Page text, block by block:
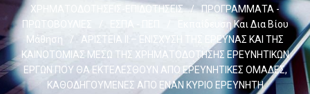
ΧΡΗΜΑΤΟΔΟΤΗΣΕΙΣ-ΕΠΙΔΟΤΗΣΕΙΣ
/
ΠΡΟΓΡΑΜΜΑΤΑ -
ΠΡΩΤΟΒΟΥΛΙΕΣ
ΕΣΠΑ - ΠΕΠ
Εκπαίδευση Και Δια Βίου
Μάθηση
/
ΑΡΙΣΤΕΙΑ ΙΙ – ΕΝΙΣΧΥΣΗ ΤΗΣ ΕΡΕΥΝΑΣ ΚΑΙ ΤΗΣ
ΚΑΙΝΟΤΟΜΙΑΣ ΜΕΣΩ ΤΗΣ ΧΡΗΜΑΤΟΔΟΤΗΣΗΣ ΕΡΕΥΝΗΤΙΚΩΝ
ΕΡΓΩΝ ΠΟΥ ΘΑ ΕΚΤΕΛΕΣΘΟΥΝ ΑΠΟ ΕΡΕΥΝΗΤΙΚΕΣ ΟΜΑΔΕΣ,
ΚΑΘΟΔΗΓΟΥΜΕΝΕΣ ΑΠΟ ΕΝΑΝ ΚΥΡΙΟ ΕΡΕΥΝΗΤΗ